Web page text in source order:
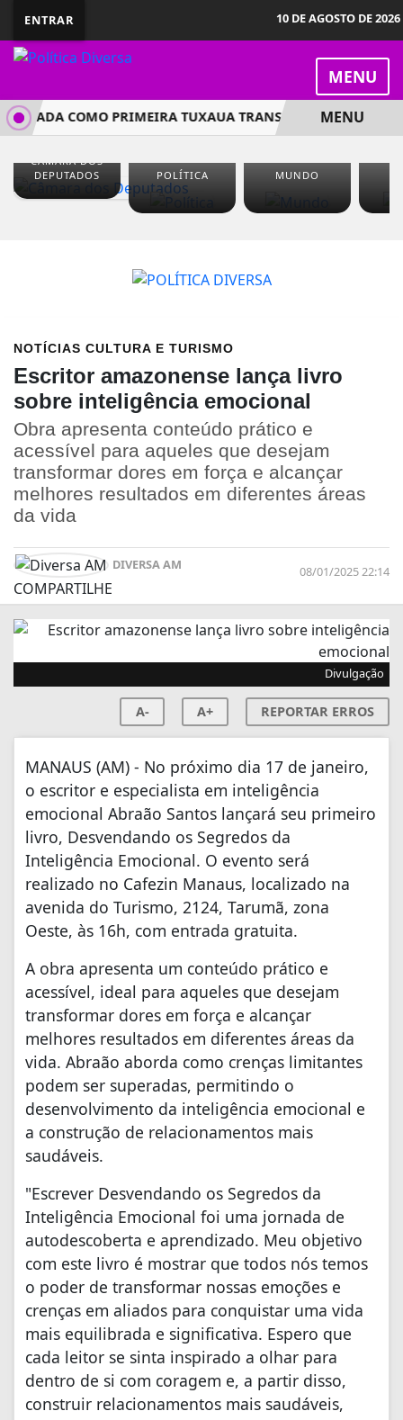
ENTRAR 10 DE AGOSTO DE 2026
MENU
COMO PRIMEIRA TUXAUA TRANS DO FESTIVAL DE
MENU
CÂMARA DOS
DEPUTADOS
POLÍTICA MUNDO
NOTÍCIAS CULTURA E TURISMO
Escritor amazonense lança livro
sobre inteligência emocional
Obra apresenta conteúdo prático e
acessível para aqueles que desejam
transformar dores em força e alcançar
melhores resultados em diferentes áreas
da vida
DIVERSA AM 08/01/2025 22:14
COMPARTILHE
Divulgação
A- A+ REPORTAR ERROS
MANAUS (AM) - No próximo dia 17 de janeiro,
o escritor e especialista em inteligência
emocional Abraão Santos lançará seu primeiro
livro, Desvendando os Segredos da
Inteligência Emocional. O evento será
realizado no Cafezin Manaus, localizado na
avenida do Turismo, 2124, Tarumã, zona
Oeste, às 16h, com entrada gratuita.
A obra apresenta um conteúdo prático e
acessível, ideal para aqueles que desejam
transformar dores em força e alcançar
melhores resultados em diferentes áreas da
vida. Abraão aborda como crenças limitantes
podem ser superadas, permitindo o
desenvolvimento da inteligência emocional e
a construção de relacionamentos mais
saudáveis.
"Escrever Desvendando os Segredos da
Inteligência Emocional foi uma jornada de
autodescoberta e aprendizado. Meu objetivo
com este livro é mostrar que todos nós temos
o poder de transformar nossas emoções e
crenças em aliados para conquistar uma vida
mais equilibrada e significativa. Espero que
cada leitor se sinta inspirado a olhar para
dentro de si com coragem e, a partir disso,
construir relacionamentos mais saudáveis,